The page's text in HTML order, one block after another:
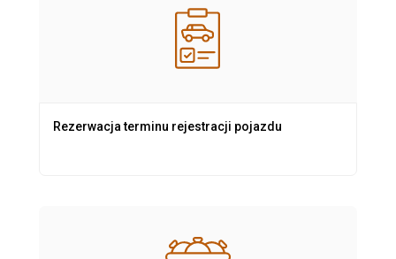
Rezerwacja terminu rejestracji pojazdu